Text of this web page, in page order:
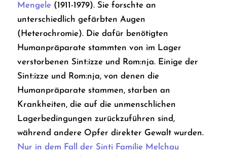
Mengele(1911-1979). Sie forschte an
unterschiedlich gefärbten Augen
(Heterochromie). Die dafür benötigten
Humanpräparate stammten von im Lager
verstorbenen Sint:izze und Rom:nja. Einige der
Sint:izze und Rom:nja, von denen die
Humanpräparate stammen, starben an
Krankheiten, die auf die unmenschlichen
Lagerbedingungen zurückzuführen sind,
während andere Opfer direkter Gewalt wurden.
Nur in dem Fall der Sinti Familie Melchau